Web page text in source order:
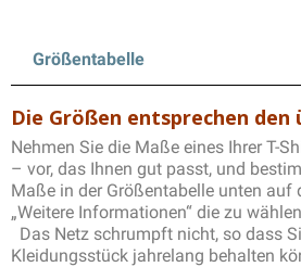
Größentabelle
Die Größen entsprechen den
Nehmen Sie die Maße eines Ihrer T-
– vor, das Ihnen gut passt, und
Maße in der Größentabelle unten auf
„Weitere Informationen“ die zu
Das Netz schrumpft nicht, so dass
Kleidungsstück jahrelang behalten